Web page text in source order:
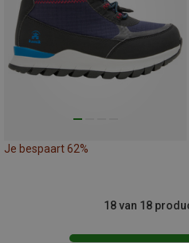
Je bespaart 62%
18 van 18